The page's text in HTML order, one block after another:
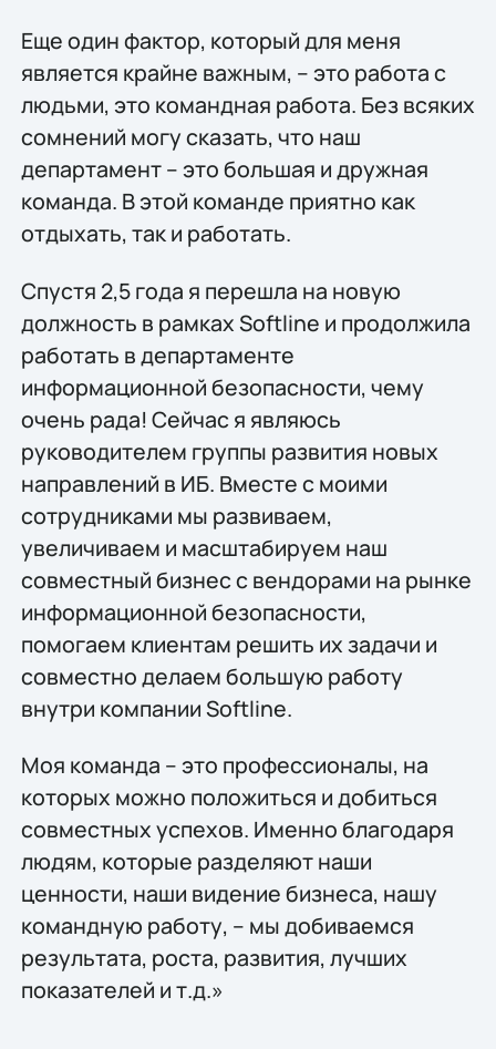
Еще один фактор, который для меня
является крайне важным, – это работа с
людьми, это командная работа. Без всяких
сомнений могу сказать, что наш
департамент – это большая и дружная
команда. В этой команде приятно как
отдыхать, так и работать.
Спустя 2,5 года я перешла на новую
должность в рамках Softline и продолжила
работать в департаменте
информационной безопасности, чему
очень рада! Сейчас я являюсь
руководителем группы развития новых
направлений в ИБ. Вместе с моими
сотрудниками мы развиваем,
увеличиваем и масштабируем наш
совместный бизнес с вендорами на рынке
информационной безопасности,
помогаем клиентам решить их задачи и
совместно делаем большую работу
внутри компании Softline.
Моя команда – это профессионалы, на
которых можно положиться и добиться
совместных успехов. Именно благодаря
людям, которые разделяют наши
ценности, наши видение бизнеса, нашу
командную работу, – мы добиваемся
результата, роста, развития, лучших
показателей и т.д.»